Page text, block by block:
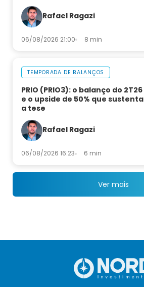
Rafael Ragazi
06/08/2026 21:00 8 min
TEMPORADA DE BALANÇOS
PRIO (PRIO3): o balanço do 2T26
e o upside de 50% que sustenta
a tese
Rafael Ragazi
06/08/2026 16:23 6 min
Ver mais